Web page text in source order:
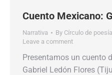
Cuento Mexicano:
Narrativa By Círculo de poesía
Leave a comment
Presentamos un cuento
Gabriel Ledón Flores